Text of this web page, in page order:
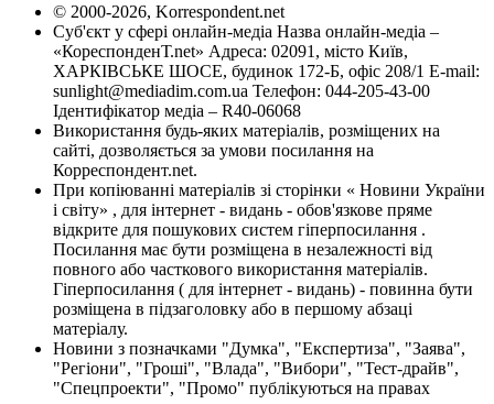
© 2000-2026, Korrespondent.net
Суб'єкт у сфері онлайн-медіа Назва онлайн-медіа –
«КореспонденТ.net» Адреса: 02091, місто Київ,
ХАРКІВСЬКЕ ШОСЕ, будинок 172-Б, офіс 208/1 E-mail:
sunlight@mediadim.com.ua Телефон: 044-205-43-00
Ідентифікатор медіа – R40-06068
Використання будь-яких матеріалів, розміщених на
сайті, дозволяється за умови посилання на
Корреспондент.net.
При копіюванні матеріалів зі сторінки « Новини України
і світу» , для інтернет - видань - обов'язкове пряме
відкрите для пошукових систем гіперпосилання .
Посилання має бути розміщена в незалежності від
повного або часткового використання матеріалів.
Гіперпосилання ( для інтернет - видань) - повинна бути
розміщена в підзаголовку або в першому абзаці
матеріалу.
Новини з позначками "Думка", "Експертиза", "Заява",
"Регіони", "Гроші", "Влада", "Вибори", "Тест-драйв",
"Спецпроекти", "Промо" публікуються на правах